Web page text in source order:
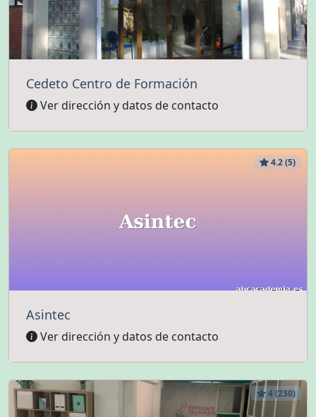
Cedeto Centro de Formación
Ver dirección y datos de contacto
4.2 (5)
Asintec
Ver dirección y datos de contacto
4 (230)